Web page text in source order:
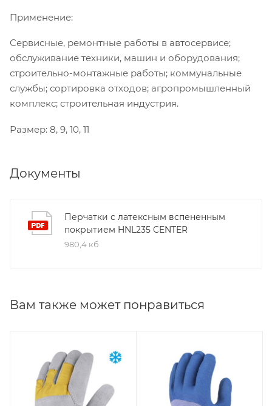
Применение:
Сервисные, ремонтные работы в автосервисе;
обслуживание техники, машин и оборудования;
строительно-монтажные работы; коммунальные
службы; сортировка отходов; агропромышленный
комплекс; строительная индустрия.
Размер: 8, 9, 10, 11
Документы
Перчатки с латексным вспененным
покрытием HNL235 CENTER
980,4 кб
Вам также может понравиться